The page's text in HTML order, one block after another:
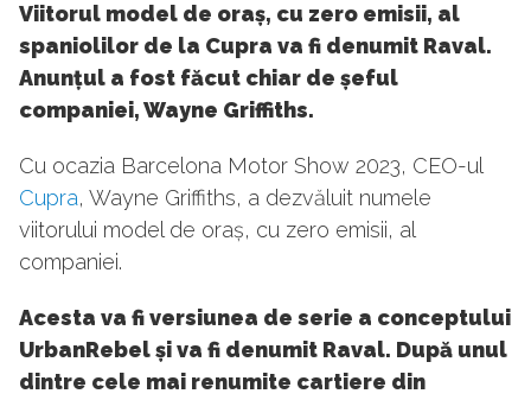
Viitorul model de oraș, cu zero emisii, al
spaniolilor de la Cupra va fi denumit Raval.
Anunțul a fost făcut chiar de șeful
companiei, Wayne Griffiths.
Cu ocazia Barcelona Motor Show 2023, CEO-ul
Cupra, Wayne Griffiths, a dezvăluit numele
viitorului model de oraș, cu zero emisii, al
companiei.
Acesta va fi versiunea de serie a conceptului
UrbanRebel și va fi denumit Raval. După unul
dintre cele mai renumite cartiere din